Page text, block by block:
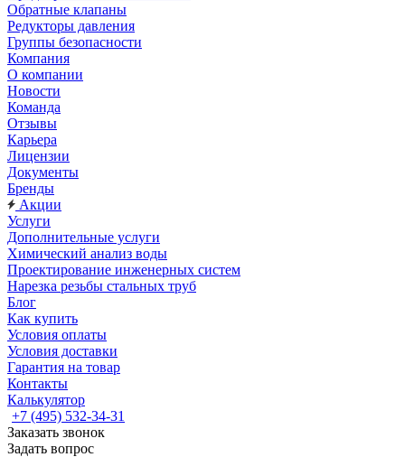
Обратные клапаны
Редукторы давления
Группы безопасности
Компания
О компании
Новости
Команда
Отзывы
Карьера
Лицензии
Документы
Бренды
Акции
Услуги
Дополнительные услуги
Химический анализ воды
Проектирование инженерных систем
Нарезка резьбы стальных труб
Блог
Как купить
Условия оплаты
Условия доставки
Гарантия на товар
Контакты
Калькулятор
+7 (495) 532‑34‑31
Заказать звонок
Задать вопрос